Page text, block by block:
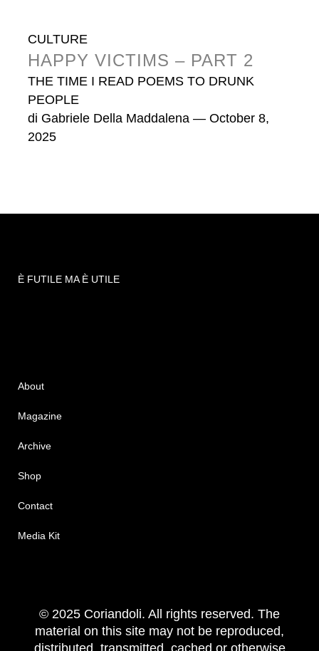
CULTURE
HAPPY VICTIMS – PART 2
THE TIME I READ POEMS TO DRUNK
PEOPLE
di Gabriele Della Maddalena — October 8,
2025
È FUTILE MA È UTILE
About
Magazine
Archive
Shop
Contact
Media Kit
© 2025 Coriandoli. All rights reserved. The
material on this site may not be reproduced,
distributed, transmitted, cached or otherwise